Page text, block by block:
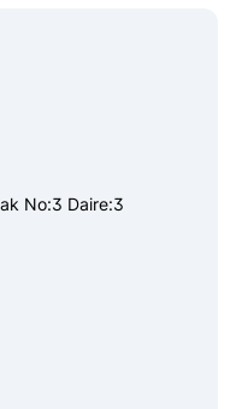
No:3 Daire:3